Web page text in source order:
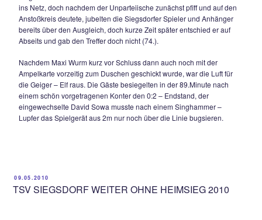
eigentlich bereits geklärten Abwehrsituation brachte
Leder zurück in den Strafraum, wo „Oldie but Goldie“ Stefan
Dürnberger noch eben so per Fuß volley ins lange Eck
Die Gäste um Spielertrainer Seppi Aschauer blieben auch
Folgezeit die abgezocktere Elf, betrieben über die gesamte
wenig Aufwand, wirkten aber in ihren wenigen Aktionen
und auch technisch versierter. In der 64.Minute hätte
bereits für die Vorentscheidung sorgen können als er allein
eingewechselte Thomas Waldherr verwandelte eine